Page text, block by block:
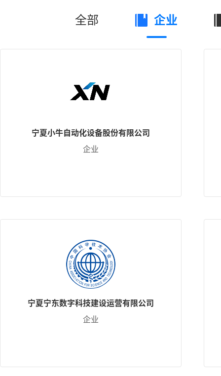
全部 企业
宁夏小牛自动化设备股份有限公司
企业
宁夏宁东数字科技建设运营有限公司
企业